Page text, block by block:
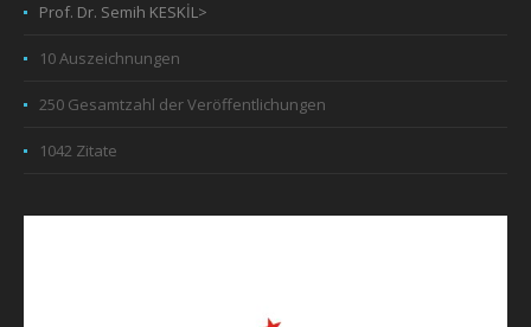
Prof. Dr. Semih KESKİL>
10 Auszeichnungen
250 Gesamtzahl der Veröffentlichungen
1042 Zitate